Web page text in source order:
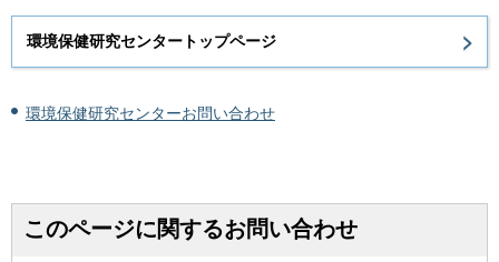
環境保健研究センタートップページ
環境保健研究センターお問い合わせ
このページに関するお問い合わせ